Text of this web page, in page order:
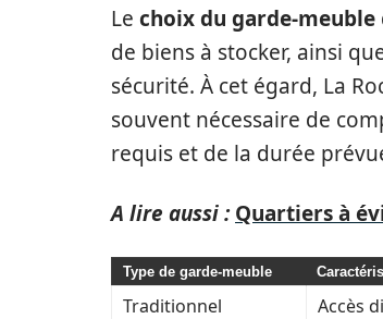
Le choix du garde-meuble
de biens à stocker, ainsi
sécurité. À cet égard, La
souvent nécessaire de
requis et de la durée
A lire aussi : Quartiers à
Type de garde-meuble
Traditionnel Accès